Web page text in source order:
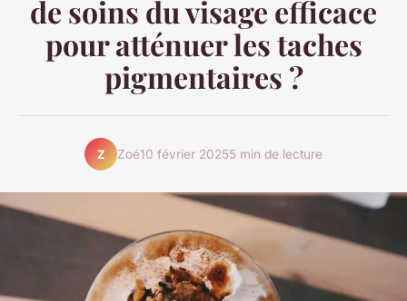
de soins du visage efficace
pour atténuer les taches
pigmentaires ?
Z Zoé10 février 20255 min de lecture